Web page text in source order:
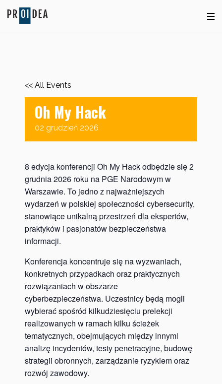
<< All Events
Oh My Hack
02 grudzień 2026
8 edycja konferencji Oh My Hack odbędzie się 2
grudnia 2026 roku na PGE Narodowym w
Warszawie. To jedno z najważniejszych
wydarzeń w polskiej społeczności cybersecurity,
stanowiące unikalną przestrzeń dla ekspertów,
praktyków i pasjonatów bezpieczeństwa
informacji.
Konferencja koncentruje się na wyzwaniach,
konkretnych przypadkach oraz praktycznych
rozwiązaniach w obszarze
cyberbezpieczeństwa. Uczestnicy będą mogli
wybierać spośród kilkudziesięciu prelekcji
realizowanych w ramach kilku ścieżek
tematycznych, obejmujących między innymi
analizę incydentów, testy penetracyjne, budowę
strategii obronnych, zarządzanie ryzykiem oraz
rozwój zawodowy.